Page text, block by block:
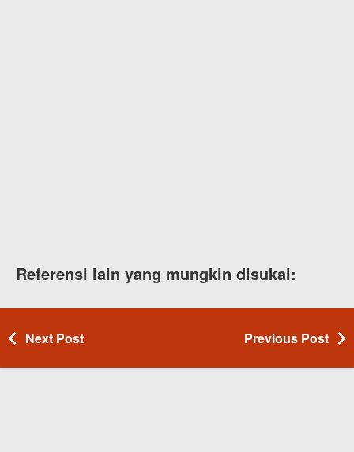
Referensi lain yang mungkin disukai:
Next Post Previous Post